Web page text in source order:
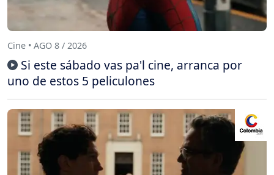
Cine • AGO 8 / 2026
Si este sábado vas pa'l cine, arranca por
uno de estos 5 peliculones